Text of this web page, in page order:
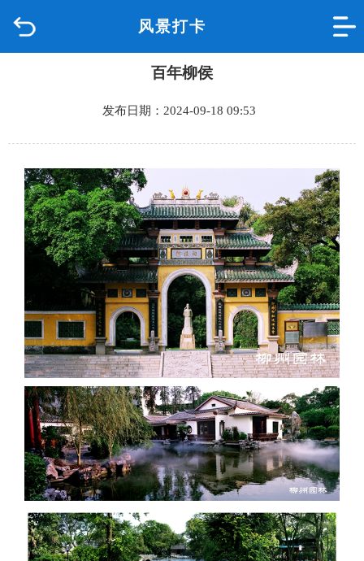
风景打卡
网上办事
互动回应
数据专题
百年柳侯
发布日期：2024-09-18 09:53